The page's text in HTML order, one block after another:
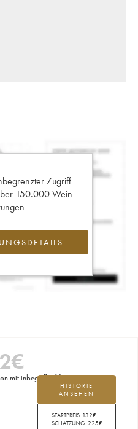
Zugriff
150.000 Wein-
€
mit inbegriffen
HISTORIE
ANSEHEN
STARTPREIS: 132€
SCHÄTZUNG:225€